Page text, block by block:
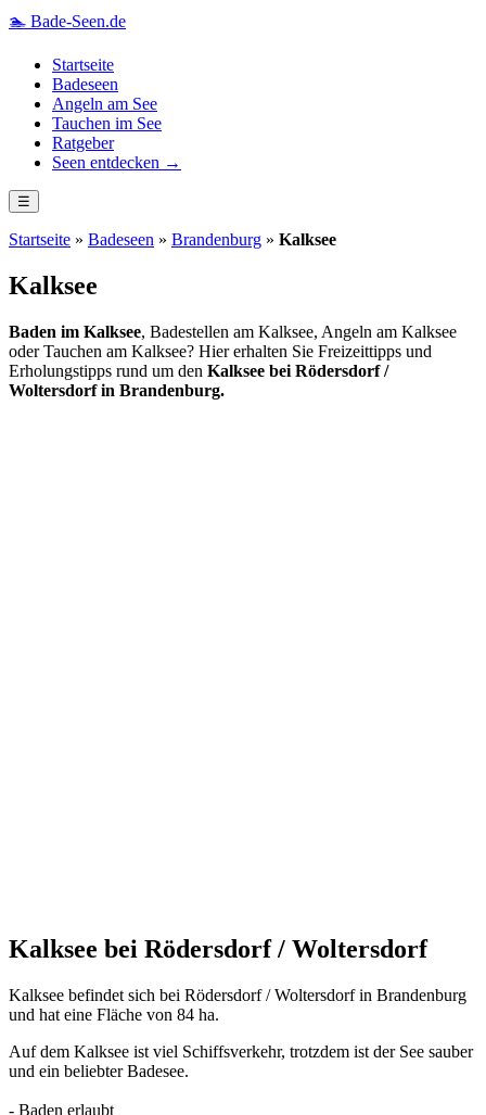
🏊 Bade-Seen.de
Startseite
Badeseen
Angeln am See
Tauchen im See
Ratgeber
Seen entdecken →
☰
Startseite » Badeseen » Brandenburg » Kalksee
Kalksee
Baden im Kalksee, Badestellen am Kalksee, Angeln am Kalksee
oder Tauchen am Kalksee? Hier erhalten Sie Freizeittipps und
Erholungstipps rund um den Kalksee bei Rödersdorf /
Woltersdorf in Brandenburg.
Kalksee bei Rödersdorf / Woltersdorf
Kalksee befindet sich bei Rödersdorf / Woltersdorf in Brandenburg
und hat eine Fläche von 84 ha.
Auf dem Kalksee ist viel Schiffsverkehr, trotzdem ist der See sauber
und ein beliebter Badesee.
- Baden erlaubt